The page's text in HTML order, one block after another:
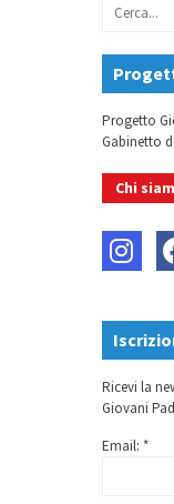
Progetto
Gabinetto
Chi
Ricevi la
Giovani
Email: *